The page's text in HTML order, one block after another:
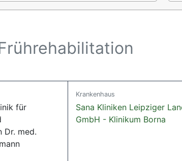
für
Dr. med.
Krankenhaus
Sana Kliniken Leipziger
GmbH - Klinikum Borna